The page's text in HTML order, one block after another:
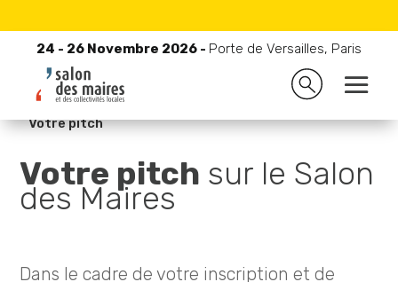
24 - 26 Novembre 2026 - Porte de Versailles, Paris
24 - 26 Novembre 2026 - Porte de Versailles, Paris
Accueil 9 Pourquoi et comment exposer ?
9
Votre pitch
Votre pitch sur le Salon
des Maires
Dans le cadre de votre inscription et de